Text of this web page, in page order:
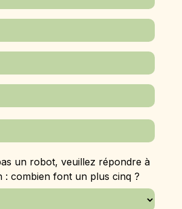
un robot, veuillez répondre à
: combien font un plus cinq ?